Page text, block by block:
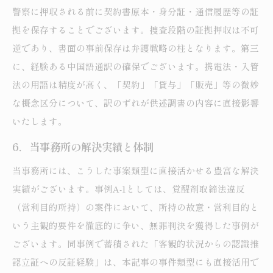
警察に押収される前に契約書原本・身分証・通信履歴等の証
拠を保存することでございます。捜査段階の証拠押収は不可
逆であり、書面の事前保存は弁護戦略の柱となります。第三
に、経験ある中国語通訳の確保でございます。携電法・入管
法の用語は精度が高く、「契約」「貸与」「販売」等の微妙
な概念区分について、訳のずれが供述調書の内容に直接影響
いたします。
6．当事務所の解決実績と体制
当事務所には、こうした事案類型に直接活かせる豊富な解決
実績がございます。事例A-1としては、覚醒剤取締法違反
（営利目的所持）の案件において、所持の故意・営利目的と
いう主観的要件を徹底的に争い、無罪判決を獲得した事例が
ございます。同事例で蓄積された「客観的状況からの認識推
認立証への反証経験」は、本記事の事件類型にも直接活用で